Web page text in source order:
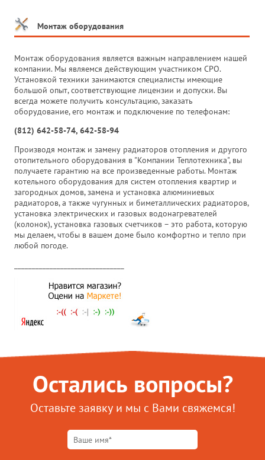
Монтаж оборудования
Монтаж оборудования является важным направлением нашей
компании. Мы являемся действующим участником СРО.
Установкой техники занимаются специалисты имеющие
большой опыт, соответствующие лицензии и допуски. Вы
всегда можете получить консультацию, заказать
оборудование, его монтаж и подключение по телефонам:
(812) 642-58-74, 642-58-94
Производя монтаж и замену радиаторов отопления и другого
отопительного оборудования в "Компании Теплотехника", вы
получаете гарантию на все произведенные работы. Монтаж
котельного оборудования для систем отопления квартир и
загородных домов, замена и установка алюминиевых
радиаторов, а также чугунных и биметаллических радиаторов,
установка электрических и газовых водонагревателей
(колонок), установка газовых счетчиков – это работа, которую
мы делаем, чтобы в вашем доме было комфортно и тепло при
любой погоде.
Остались вопросы?
Оставьте заявку и мы с Вами свяжемся!